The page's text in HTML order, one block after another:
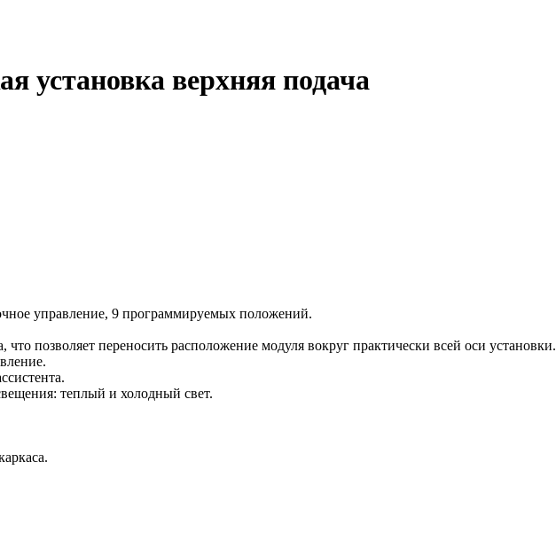
установка верхняя подача
управление, 9 программируемых положений.
позволяет переносить расположение модуля вокруг практически всей оси установки.
теплый и холодный свет.